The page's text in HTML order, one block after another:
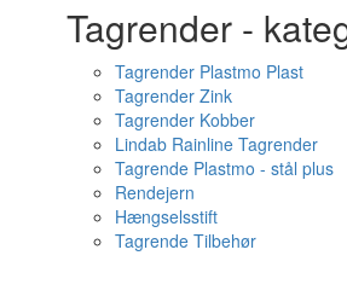
Tagrender -
Tagrender Plastmo Plast
Tagrender Zink
Tagrender Kobber
Lindab Rainline Tagrender
Tagrende Plastmo - stål plus
Rendejern
Hængselsstift
Tagrende Tilbehør